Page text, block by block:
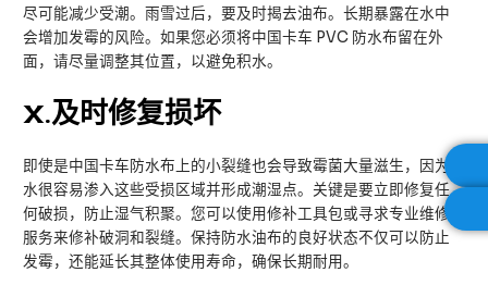
尽可能减少受潮。雨雪过后，要及时揭去油布。长期暴露在水中
会增加发霉的风险。如果您必须将中国卡车 PVC 防水布留在外
面，请尽量调整其位置，以避免积水。
X.及时修复损坏
即使是中国卡车防水布上的小裂缝也会导致霉菌大量滋生，因为
水很容易渗入这些受损区域并形成潮湿点。关键是要立即修复任
何破损，防止湿气积聚。您可以使用修补工具包或寻求专业维修
服务来修补破洞和裂缝。保持防水油布的良好状态不仅可以防止
发霉，还能延长其整体使用寿命，确保长期耐用。